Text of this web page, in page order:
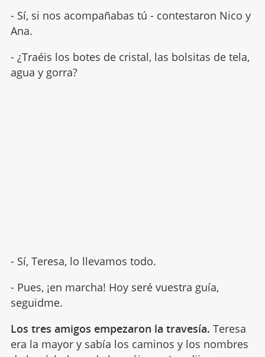
- Sí, si nos acompañabas tú - contestaron Nico y
Ana.
- ¿Traéis los botes de cristal, las bolsitas de tela,
agua y gorra?
- Sí, Teresa, lo llevamos todo.
- Pues, ¡en marcha! Hoy seré vuestra guía,
seguidme.
Los tres amigos empezaron la travesía. Teresa
era la mayor y sabía los caminos y los nombres